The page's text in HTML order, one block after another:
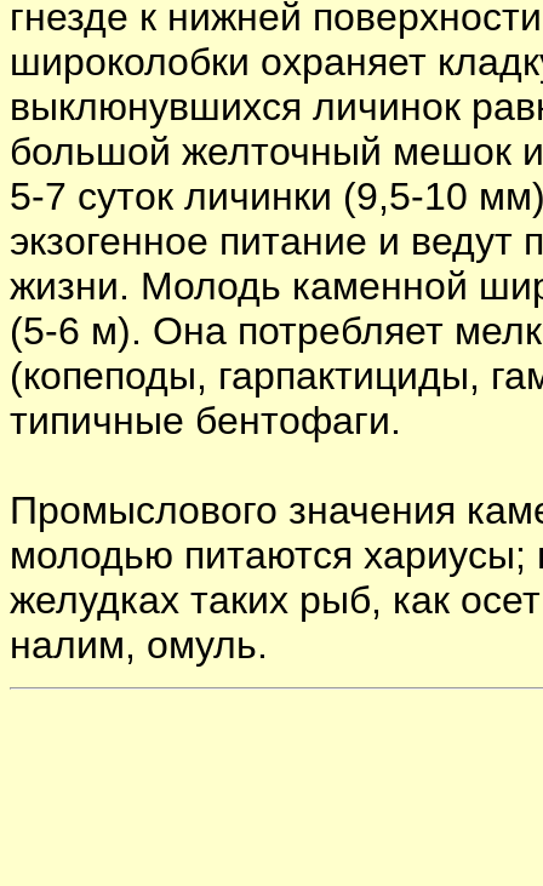
гнезде к нижней
широколобки охраняет
выклюнувшихся личинок
большой желточный мешок
5-7 суток личинки (9,5-10
экзогенное питание и ведут
жизни. Молодь каменной
(5-6 м). Она потребляет
(копеподы, гарпактициды,
типичные бентофаги.
Промыслового значения
молодью питаются хариусы;
желудках таких рыб, как
налим, омуль.